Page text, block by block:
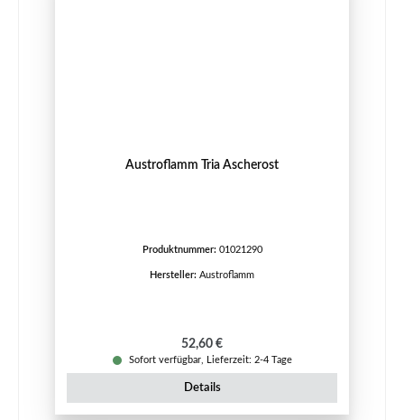
Austroflamm Tria Ascherost
Produktnummer: 01021290
Hersteller: Austroflamm
Regulärer Preis:
52,60 €
Sofort verfügbar, Lieferzeit: 2-4 Tage
Details